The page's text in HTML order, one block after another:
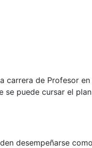
carrera de Profesor
se puede cursar el
desempeñarse